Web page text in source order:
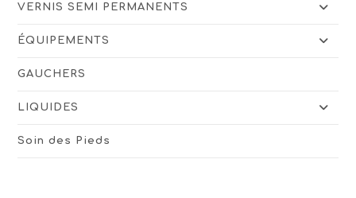
VERNIS SEMI PERMANENTS
ÉQUIPEMENTS
GAUCHERS
LIQUIDES
Soin des Pieds